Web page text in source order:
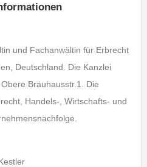
und Fachanwältin für Erbrecht
Deutschland. Die Kanzlei
Bräuhausstr.1. Die
Handels-, Wirtschafts- und